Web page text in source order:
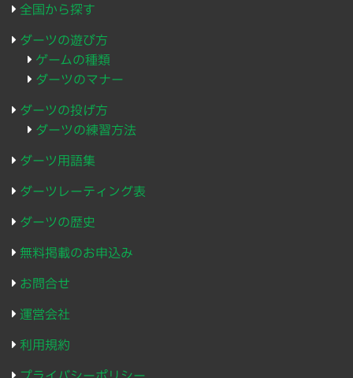
全国から探す
ダーツの遊び方
ゲームの種類
ダーツのマナー
ダーツの投げ方
ダーツの練習方法
ダーツ用語集
ダーツレーティング表
ダーツの歴史
無料掲載のお申込み
お問合せ
運営会社
利用規約